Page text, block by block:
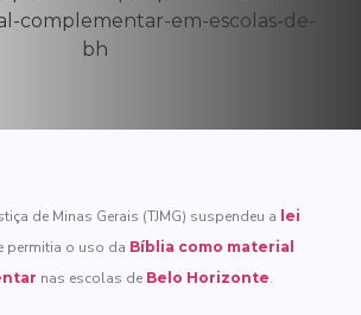
de Minas Gerais (TJMG) suspendeu a lei
permitia o uso da Bíblia como material
nas escolas de Belo Horizonte.